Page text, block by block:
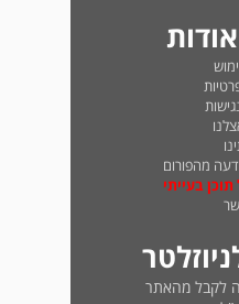
מהפורום
בעייתי
ה לקבל מהאתר